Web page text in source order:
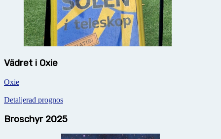
Vädret i Oxie
Oxie
Detaljerad prognos
Broschyr 2025